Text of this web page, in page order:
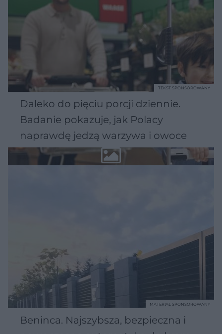
Daleko do pięciu porcji dziennie.
Badanie pokazuje, jak Polacy
naprawdę jedzą warzywa i owoce
TEKST SPONSOROWANY
Beninca. Najszybsza, bezpieczna i
MATERIAŁ SPONSOROWANY